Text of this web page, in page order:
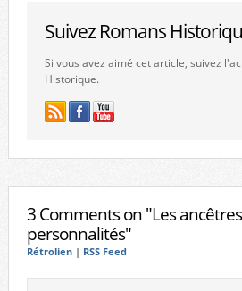
Suivez Romans
Si vous avez aimé cet article, suivez
Historique.
3 Comments on "Les
personnalités"
Rétrolien| RSS Feed